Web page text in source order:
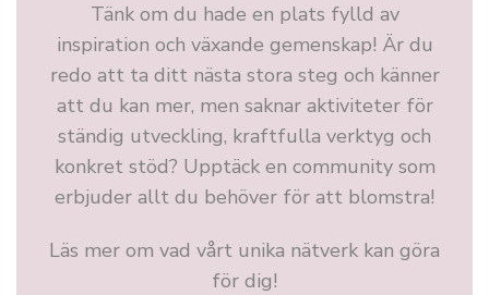
Tänk om du hade en plats fylld av
inspiration och växande gemenskap! Är du
redo att ta ditt nästa stora steg och känner
att du kan mer, men saknar aktiviteter för
ständig utveckling, kraftfulla verktyg och
konkret stöd? Upptäck en community som
erbjuder allt du behöver för att blomstra!
Läs mer om vad vårt unika nätverk kan göra
för dig!